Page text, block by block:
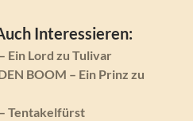
Interessieren:
Ein Lord zu Tulivar
BOOM – Ein Prinz zu
Tentakelfürst